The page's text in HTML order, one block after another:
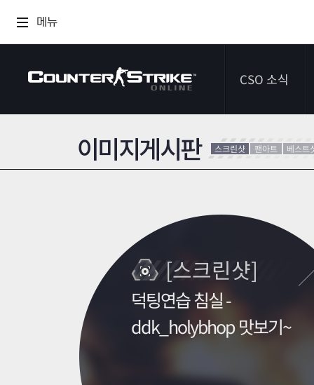
메뉴
CSO 소식
공지사항
이미지게시판 스크린샷 팬아트 베스트
[스크린샷]
덕팅연습 침실 -
ddk_holybhop 맛보기~